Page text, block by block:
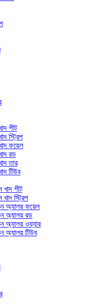
শীট
স্ট্রিপ
ফয়েল
রড
তার
টিউব
খাদ শীট
খাদ স্ট্রিপ
অ্যালয় ফয়েল
অ্যালয় রড
অ্যালয় ওয়্যার
অ্যালয় টিউব